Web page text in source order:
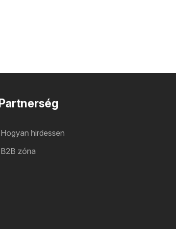
Partnerség
Hogyan hirdessen
B2B zóna